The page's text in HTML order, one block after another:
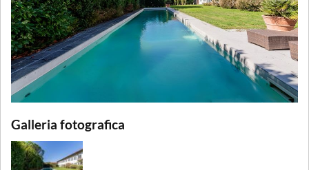
Galleria fotografica